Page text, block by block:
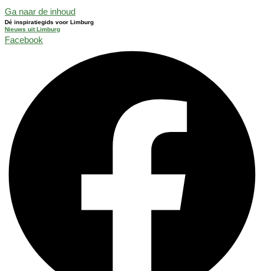
Ga naar de inhoud
Dé inspiratiegids voor Limburg
Nieuws uit Limburg
Facebook